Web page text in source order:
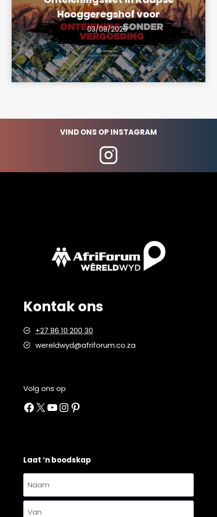
Hooggeregshof voor
03/08/2026
VIND ONS OP INSTAGRAM
Kontak ons
+27 86 10 200 30
wereldwyd@afriforum.co.za
Volg ons op
Facebook
X YouTube
Instagram
Pinterest
Laat ‘n boodskap
Naam